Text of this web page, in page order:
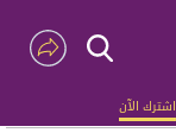
اشترك الآن